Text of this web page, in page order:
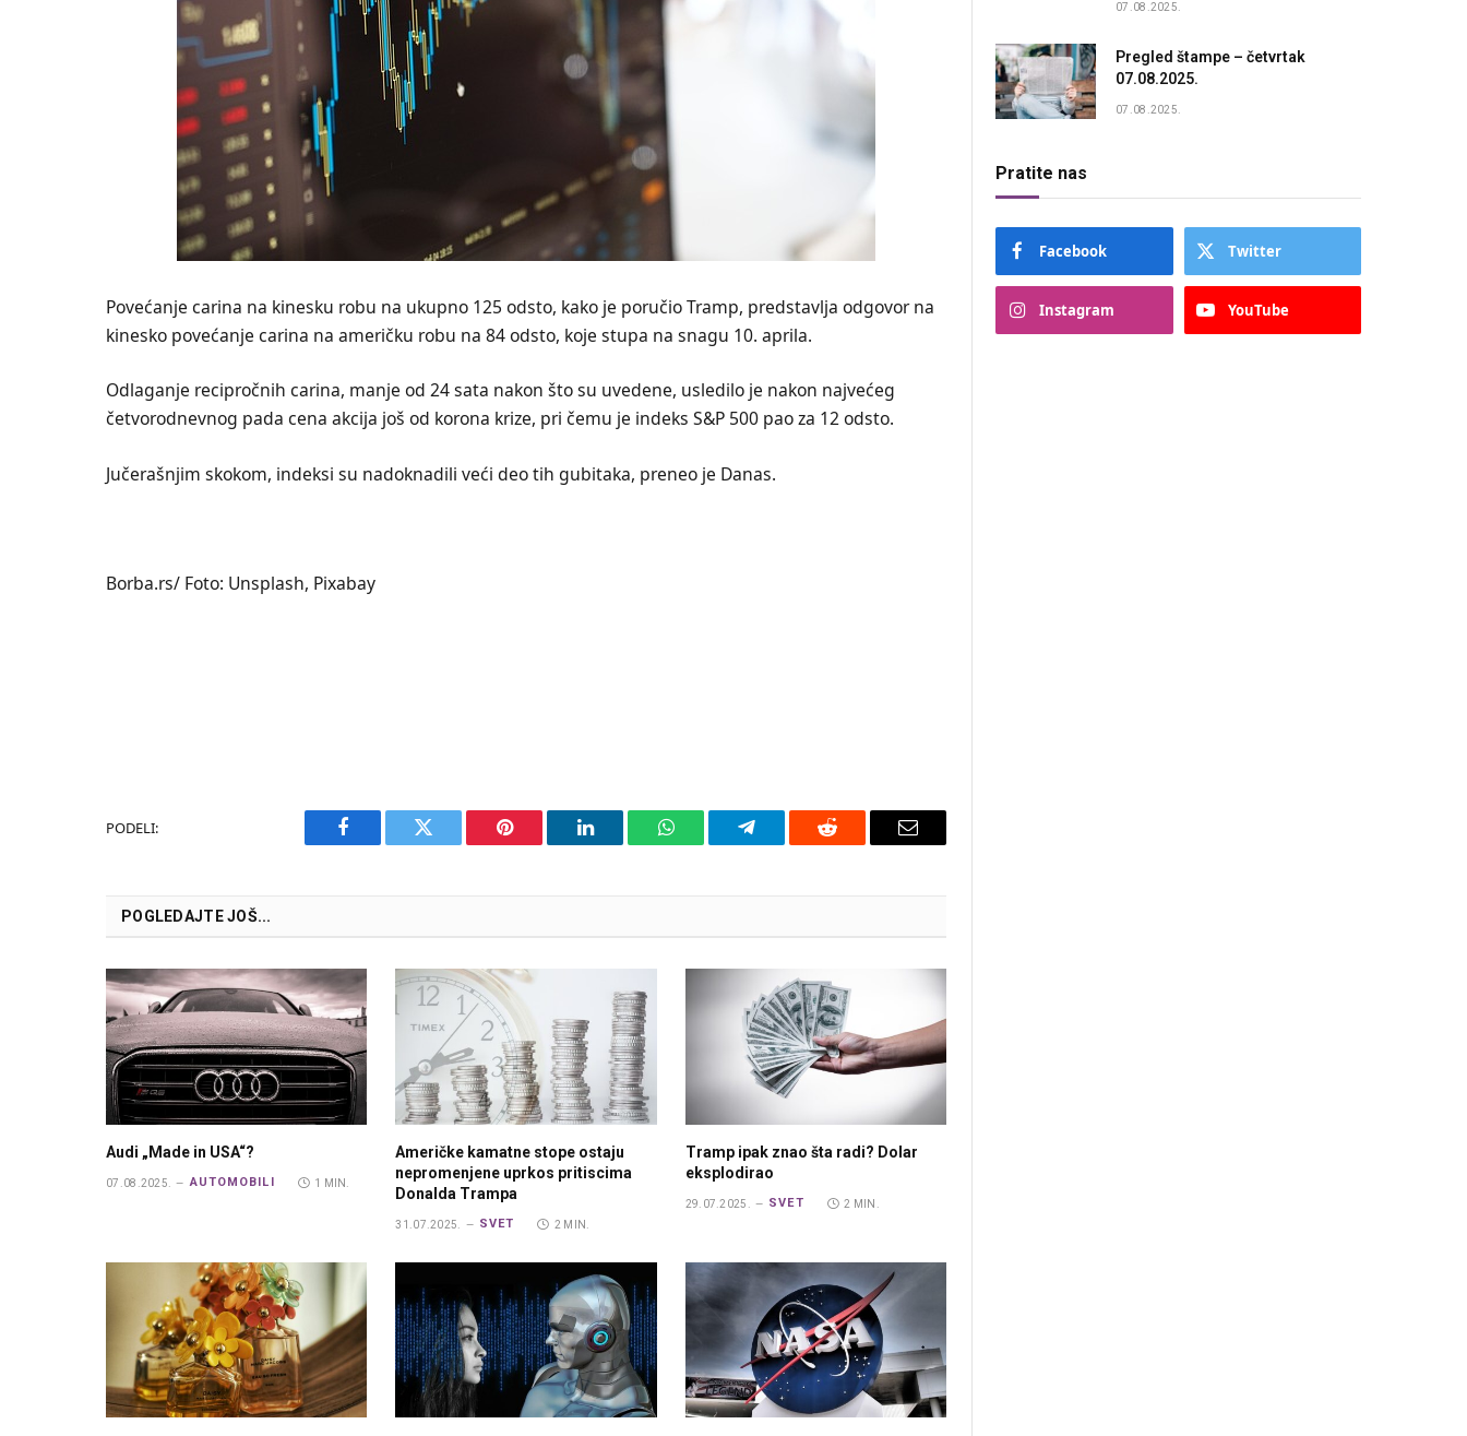
Povećanje carina na kinesku robu na ukupno 125 odsto, kako je poručio Tramp, predstavlja odgovor na
kinesko povećanje carina na američku robu na 84 odsto, koje stupa na snagu 10. aprila.
Odlaganje recipročnih carina, manje od 24 sata nakon što su uvedene, usledilo je nakon najvećeg
četvorodnevnog pada cena akcija još od korona krize, pri čemu je indeks S&P 500 pao za 12 odsto.
Jučerašnjim skokom, indeksi su nadoknadili veći deo tih gubitaka, preneo je Danas.
Borba.rs/ Foto: Unsplash, Pixabay
PODELI:
Facebook Twitter Pinterest LinkedIn WhatsAppTelegram Reddit Email
POGLEDAJTE JOŠ...
Audi „Made in USA“?
07.08.2025. AUTOMOBILI 1 MIN.
Američke kamatne stope ostaju
nepromenjene uprkos pritiscima
Donalda Trampa
31.07.2025. SVET 2 MIN.
Tramp ipak znao šta radi? Dolar
eksplodirao
29.07.2025. SVET 2 MIN.
07.08.2025.
Pregled štampe – četvrtak
07.08.2025.
07.08.2025.
Pratite nas
Facebook Twitter
Instagram YouTube